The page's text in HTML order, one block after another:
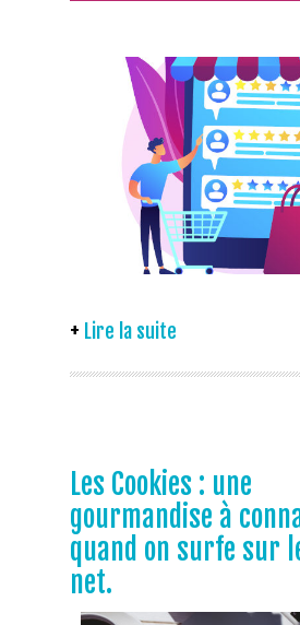
Lire la suite
Les Cookies : une
gourmandise à
quand on surfe sur
net.